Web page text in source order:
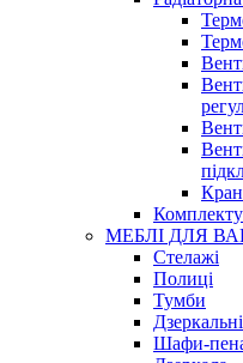
МЕБЛІ ДЛЯ
Стелажі
Полиці
Тумби
Шафи-